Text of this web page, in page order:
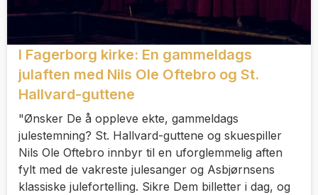
I Fagerborg kirke: En gammeldags
julaften med Nils Ole Oftebro og St.
Hallvard-guttene
"Ønsker De å oppleve ekte, gammeldags
julestemning? St. Hallvard-guttene og skuespiller
Nils Ole Oftebro innbyr til en uforglemmelig aften
fylt med de vakreste julesanger og Asbjørnsens
klassiske julefortelling. Sikre Dem billetter i dag, og